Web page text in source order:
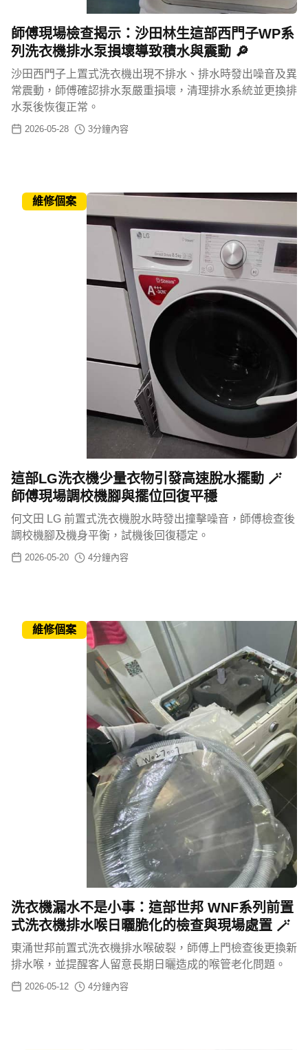
師傅現場檢查揭示：沙田林生這部西門子WP系
列洗衣機排水泵損壞導致積水與震動 🔎
沙田西門子上置式洗衣機出現不排水、排水時發出噪音及異
常震動，師傅確認排水泵嚴重損壞，清理排水系統並更換排
水泵後恢復正常。
2026-05-28 3分鐘內容
維修個案
這部LG洗衣機少量衣物引發高速脫水擺動 🪄
師傅現場調校機腳與擺位回復平穩
何文田 LG 前置式洗衣機脫水時發出撞擊噪音，師傅檢查後
調校機腳及機身平衡，試機後回復穩定。
2026-05-20 4分鐘內容
維修個案
洗衣機漏水不是小事：這部世邦 WNF系列前置
式洗衣機排水喉日曬脆化的檢查與現場處置 🪄
東涌世邦前置式洗衣機排水喉破裂，師傅上門檢查後更換新
排水喉，並提醒客人留意長期日曬造成的喉管老化問題。
2026-05-12 4分鐘內容